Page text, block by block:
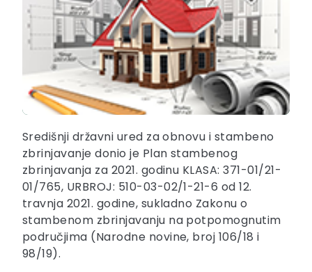
Središnji državni ured za obnovu i stambeno
zbrinjavanje donio je Plan stambenog
zbrinjavanja za 2021. godinu KLASA: 371-01/21-
01/765, URBROJ: 510-03-02/1-21-6 od 12.
travnja 2021. godine, sukladno Zakonu o
stambenom zbrinjavanju na potpomognutim
područjima (Narodne novine, broj 106/18 i
98/19).